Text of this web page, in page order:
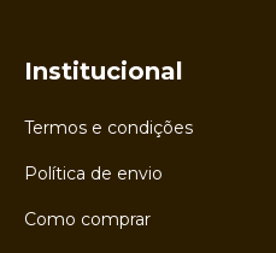
Institucional
Termos e condições
Política de envio
Como comprar